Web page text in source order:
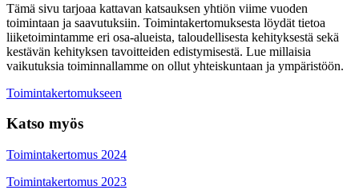
Tämä sivu tarjoaa kattavan katsauksen yhtiön viime vuoden
toimintaan ja saavutuksiin. Toimintakertomuksesta löydät tietoa
liiketoimintamme eri osa-alueista, taloudellisesta kehityksestä sekä
kestävän kehityksen tavoitteiden edistymisestä. Lue millaisia
vaikutuksia toiminnallamme on ollut yhteiskuntaan ja ympäristöön.
Toimintakertomukseen
Katso myös
Toimintakertomus 2024
Toimintakertomus 2023